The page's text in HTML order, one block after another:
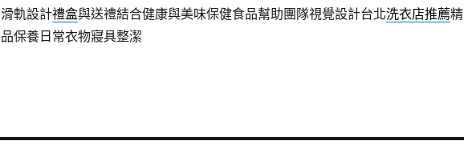
滑軌設計禮盒與送禮結合健康與美味保健食品幫助團隊視覺設計台北洗衣店推薦精
品保養日常衣物寢具整潔